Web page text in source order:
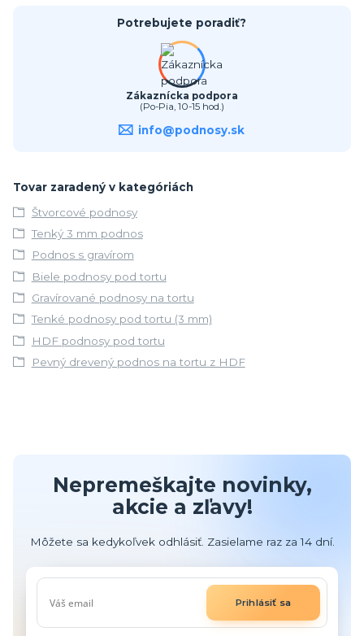
Potrebujete poradiť?
Zákaznícka podpora
(Po-Pia, 10-15 hod.)
info@podnosy.sk
Tovar zaradený v kategóriách
Štvorcové podnosy
Tenký 3 mm podnos
Podnos s gravírom
Biele podnosy pod tortu
Gravírované podnosy na tortu
Tenké podnosy pod tortu (3 mm)
HDF podnosy pod tortu
Pevný drevený podnos na tortu z HDF
Nepremeškajte novinky,
akcie a zľavy!
Môžete sa kedykoľvek odhlásiť. Zasielame raz za 14 dní.
Prihlásiť sa